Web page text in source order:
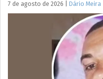
7 de agosto de 2026 Dário Meira